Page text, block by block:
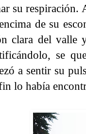
su respiración.
de su
clara del valle
se
a sentir su
lo había